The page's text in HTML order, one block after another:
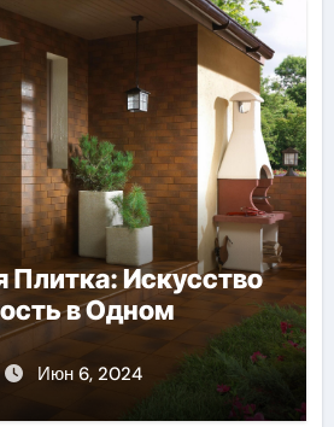
Плитка: Искусство
в Одном
Июн 6, 2024